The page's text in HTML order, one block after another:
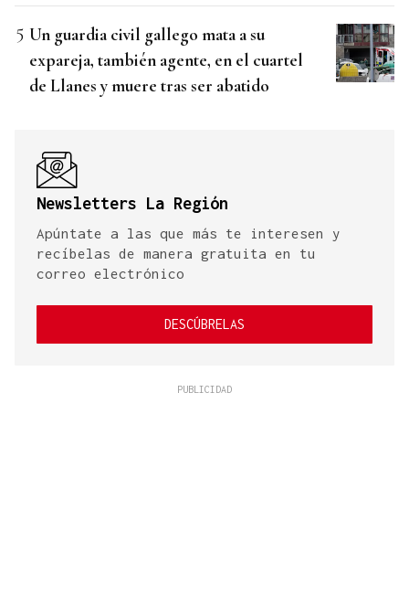
Un guardia civil gallego mata a su
expareja, también agente, en el cuartel
de Llanes y muere tras ser abatido
Newsletters La Región
Apúntate a las que más te interesen y
recíbelas de manera gratuita en tu
correo electrónico
DESCÚBRELAS